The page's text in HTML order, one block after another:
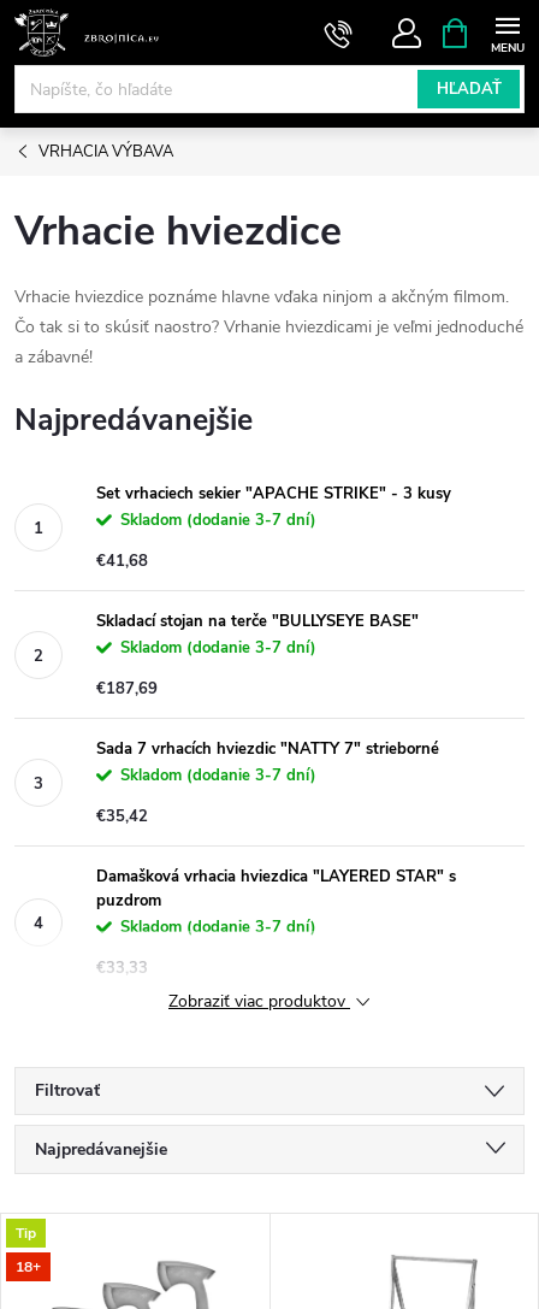
Prejsť
obsah
HĽADAŤ
KOŠÍK
VRHACIA VÝBAVA
Vrhacie hviezdice
Vrhacie hviezdice poznáme hlavne vďaka ninjom a akčným filmom.
Čo tak si to skúsiť naostro? Vrhanie hviezdicami je veľmi jednoduché
a zábavné!
Najpredávanejšie
Set vrhaciech sekier "APACHE STRIKE" - 3 kusy
Skladom (dodanie 3-7 dní)
€41,68
Skladací stojan na terče "BULLYSEYE BASE"
Skladom (dodanie 3-7 dní)
€187,69
Sada 7 vrhacích hviezdic "NATTY 7" strieborné
Skladom (dodanie 3-7 dní)
€35,42
Damašková vrhacia hviezdica "LAYERED STAR" s
puzdrom
Skladom (dodanie 3-7 dní)
€33,33
Zobraziť viac produktov
Filtrovať
R
a
d
Najpredávanejšie
Najdrahšie
Abecedne
V
Tip
18+